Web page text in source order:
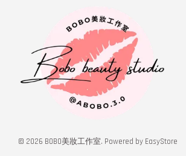
© 2026 BOBO美妝工作室. Powered by EasyStore